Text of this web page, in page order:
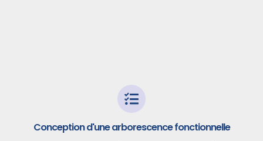
Conception d'une arborescence fonctionnelle